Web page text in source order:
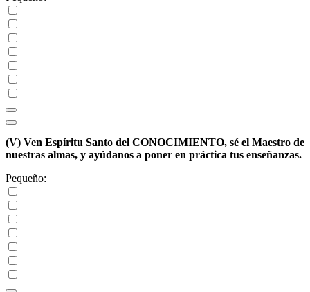
(V) Ven Espíritu Santo del CONOCIMIENTO, sé el Maestro de
nuestras almas, y ayúdanos a poner en práctica tus enseñanzas.
Pequeño: